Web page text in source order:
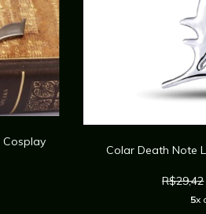
Cosplay
Colar Death Note
R$29,42
5x